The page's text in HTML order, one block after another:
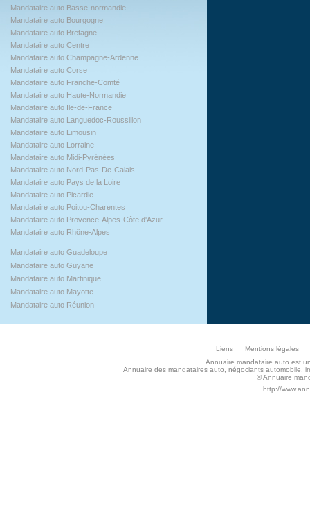
Mandataire auto Basse-normandie
Mandataire auto Bourgogne
Mandataire auto Bretagne
Mandataire auto Centre
Mandataire auto Champagne-Ardenne
Mandataire auto Corse
Mandataire auto Franche-Comté
Mandataire auto Haute-Normandie
Mandataire auto Ile-de-France
Mandataire auto Languedoc-Roussillon
Mandataire auto Limousin
Mandataire auto Lorraine
Mandataire auto Midi-Pyrénées
Mandataire auto Nord-Pas-De-Calais
Mandataire auto Pays de la Loire
Mandataire auto Picardie
Mandataire auto Poitou-Charentes
Mandataire auto Provence-Alpes-Côte d'Azur
Mandataire auto Rhône-Alpes
Mandataire auto Guadeloupe
Mandataire auto Guyane
Mandataire auto Martinique
Mandataire auto Mayotte
Mandataire auto Réunion
Liens
Mentions légales
Annuaire mandataire auto est
Annuaire des mandataires auto, négociants automobile,
© Annuaire
http://